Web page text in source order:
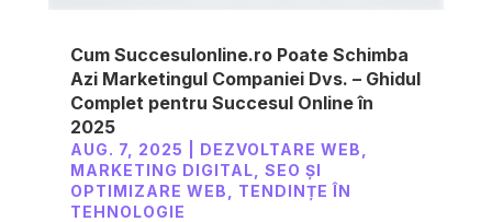
Cum Succesulonline.ro Poate Schimba
Azi Marketingul Companiei Dvs. – Ghidul
Complet pentru Succesul Online în
2025
AUG. 7, 2025 DEZVOLTARE WEB
MARKETING DIGITAL
SEO ȘI
OPTIMIZARE WEB
TENDINȚE ÎN
TEHNOLOGIE